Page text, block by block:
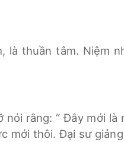
là thuần tâm. Niệm
rằng: “ Đây mới là
mới thôi. Đại sư